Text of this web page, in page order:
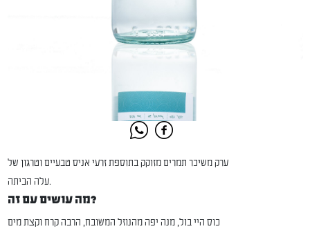
ערק משיכר תמרים מזוקק בתוספת זרעי אניס טבעיים וטרגון של
עלה הביתה.
מה עושים עם זה?
כוס היי בול, מנה יפה מהנוזל המשובח, הרבה קרח וקצת מים